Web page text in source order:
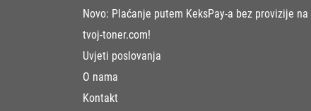
Novo: Plaćanje putem KeksPay-a bez provizije na
tvoj-toner.com!
Uvjeti poslovanja
O nama
Kontakt